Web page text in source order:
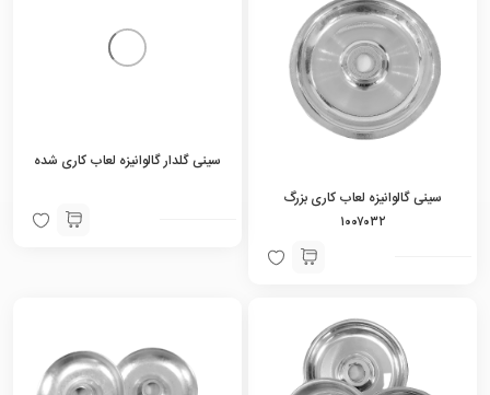
سینی گالوانیزه لعاب کاری بزرگ
۱۰۰۷۰۳۲